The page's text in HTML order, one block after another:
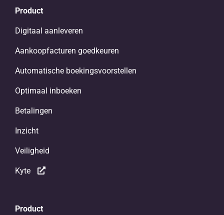
Product
Digitaal aanleveren
Aankoopfacturen goedkeuren
Automatische boekingsvoorstellen
Optimaal inboeken
Betalingen
Inzicht
Veiligheid
Kyte
Product